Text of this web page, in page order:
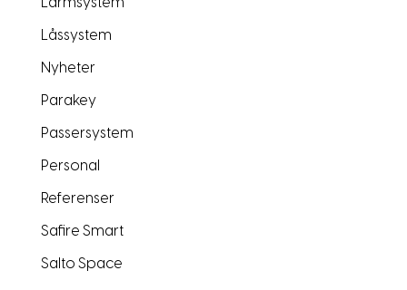
Larmsystem
Låssystem
Nyheter
Parakey
Passersystem
Personal
Referenser
Safire Smart
Salto Space